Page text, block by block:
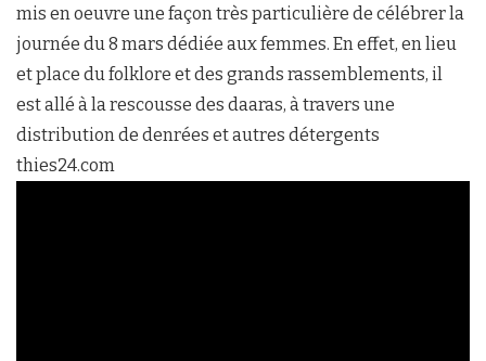
mis en oeuvre une façon très particulière de célébrer la
journée du 8 mars dédiée aux femmes. En effet, en lieu
et place du folklore et des grands rassemblements, il
est allé à la rescousse des daaras, à travers une
distribution de denrées et autres détergents
thies24.com